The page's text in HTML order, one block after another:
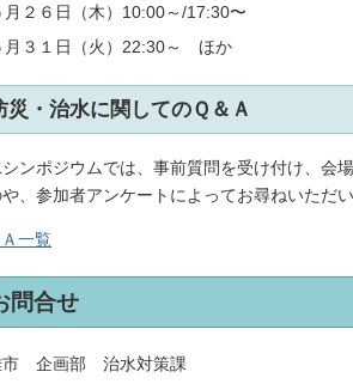
月２６日（木）10:00～/17:30〜
月３１日（火）22:30～ ほか
災・治水に関してのＱ＆Ａ
ンポジウムでは、事前質問を受け付け、会
や、参加者アンケートによってお尋ねいただ
Ａ一覧
問合せ
市 企画部 治水対策課